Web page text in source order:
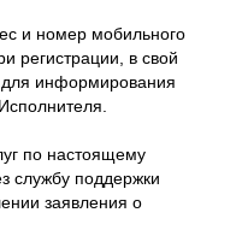
и номер мобильного
регистрации, в свой
для информирования
по настоящему
службу поддержки
заявления о